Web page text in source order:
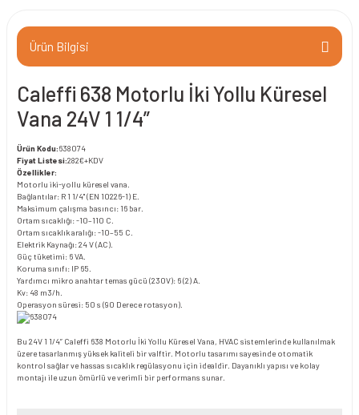
Ürün Bilgisi
Caleffi 638 Motorlu İki Yollu Küresel
Vana 24V 1 1/4”
Ürün Kodu:638074
Fiyat Listesi:282€+KDV
Özellikler:
Motorlu iki-yollu küresel vana.
Bağlantılar: R 1 1/4" (EN 10226-1) E.
Maksimum çalışma basıncı: 16 bar.
Ortam sıcaklığı: -10–110 C.
Ortam sıcaklık aralığı: -10–55 C.
Elektrik Kaynağı: 24 V (AC).
Güç tüketimi: 6 VA.
Koruma sınıfı: IP 65.
Yardımcı mikro anahtar temas gücü (230V): 6 (2) A.
Kv: 48 m3/h.
Operasyon süresi: 50 s (90 Derece rotasyon).
Bu 24V 1 1/4” Caleffi 638 Motorlu İki Yollu Küresel Vana, HVAC sistemlerinde kullanılmak
üzere tasarlanmış yüksek kaliteli bir valftir. Motorlu tasarımı sayesinde otomatik
kontrol sağlar ve hassas sıcaklık regülasyonu için idealdir. Dayanıklı yapısı ve kolay
montajı ile uzun ömürlü ve verimli bir performans sunar.